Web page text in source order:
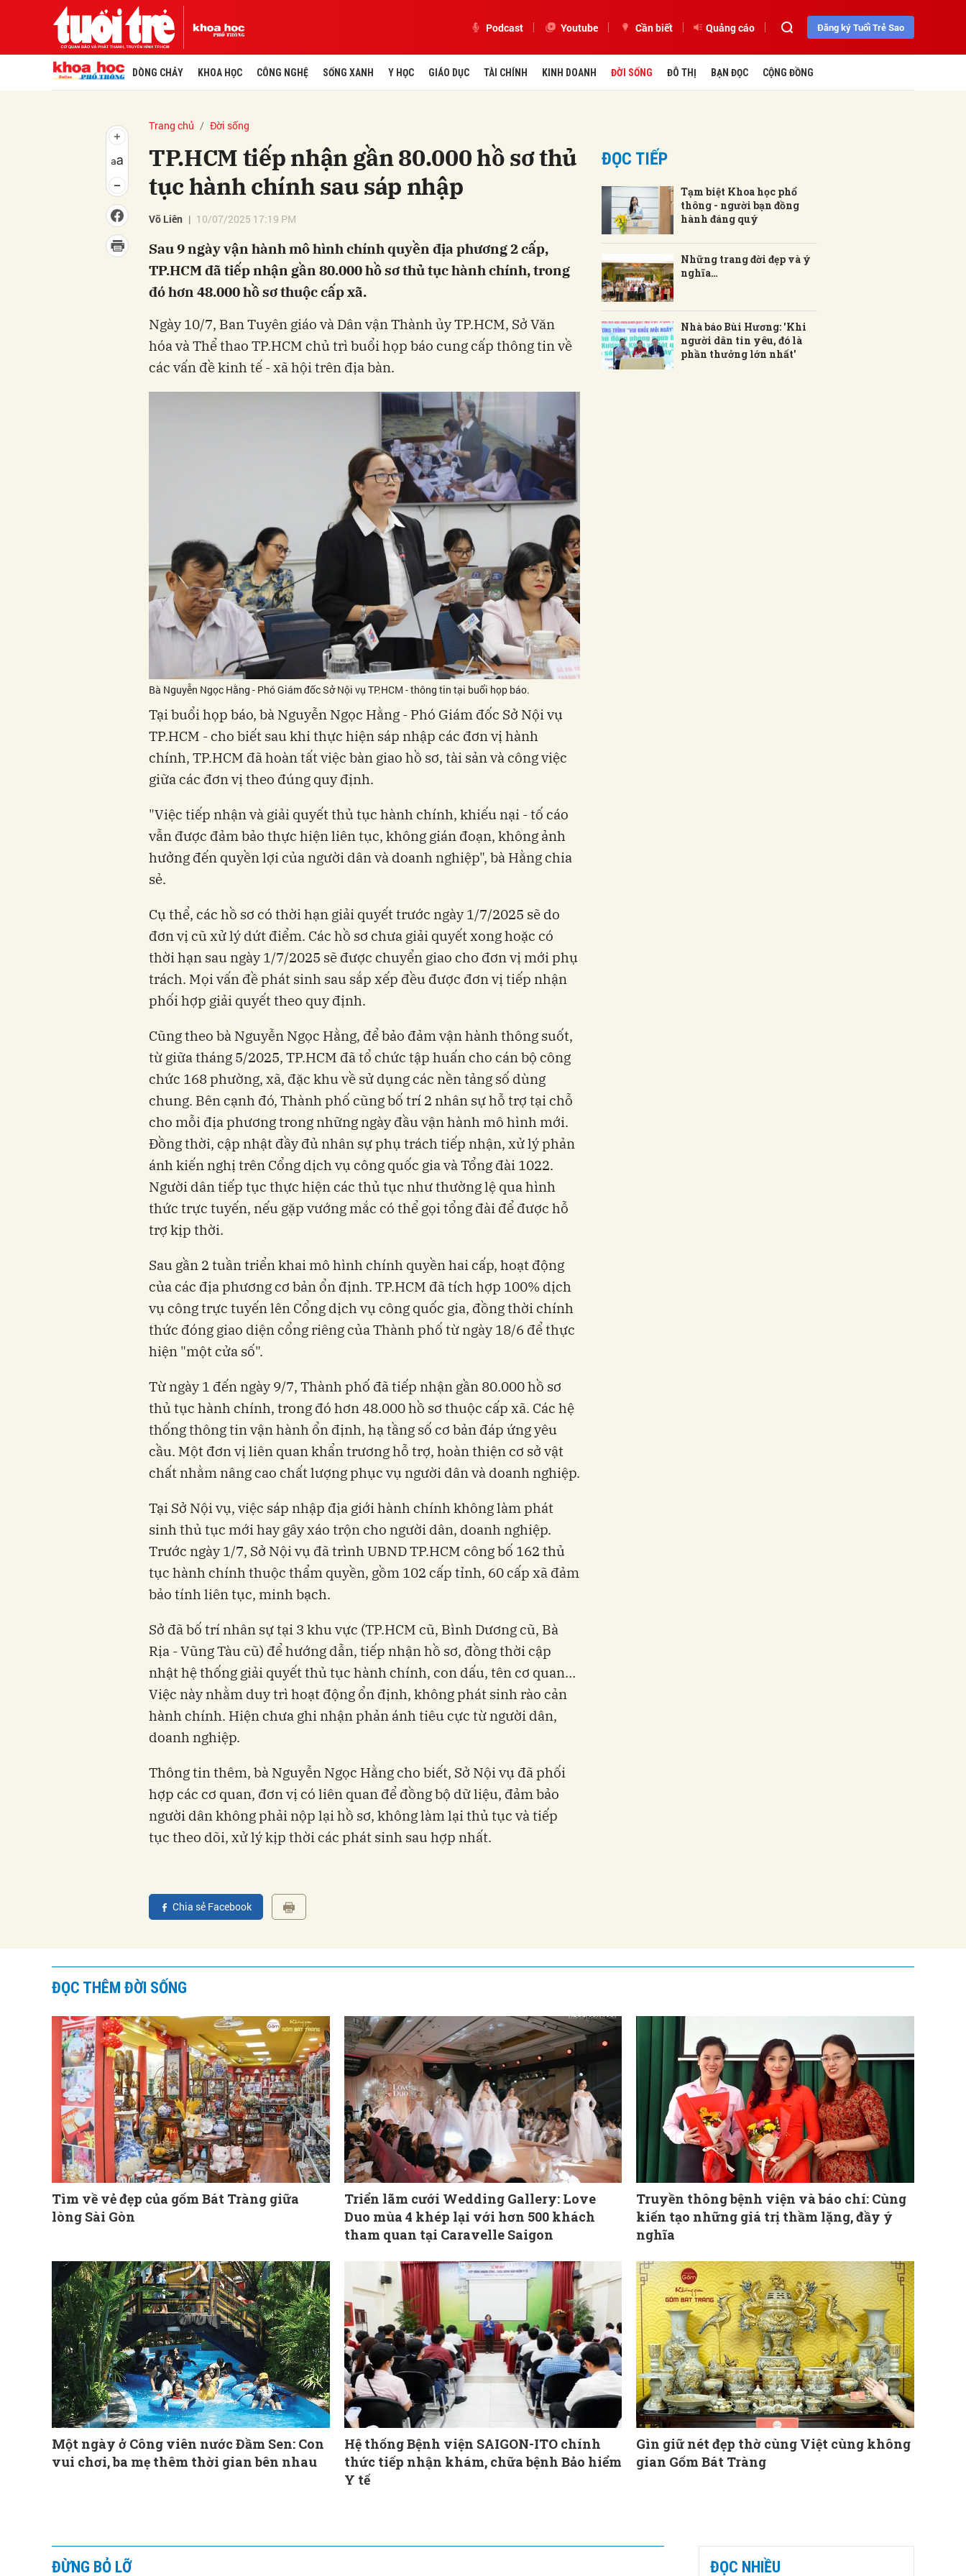
Podcast Youtube Cần biết Quảng cáo Đăng ký Tuổi Trẻ Sao
DÒNG CHẢY KHOA HỌC CÔNG NGHỆ SỐNG XANH Y HỌC GIÁO DỤC TÀI CHÍNH KINH DOANH ĐỜI SỐNG ĐÔ THỊ BẠN ĐỌC CỘNG ĐỒNG
Trang chủ Đời sống
TP.HCM tiếp nhận gần 80.000 hồ sơ thủ
tục hành chính sau sáp nhập
Võ Liên 10/07/2025 17:19 PM
Sau 9 ngày vận hành mô hình chính quyền địa phương 2 cấp,
TP.HCM đã tiếp nhận gần 80.000 hồ sơ thủ tục hành chính, trong
đó hơn 48.000 hồ sơ thuộc cấp xã.
Ngày 10/7, Ban Tuyên giáo và Dân vận Thành ủy TP.HCM, Sở Văn
hóa và Thể thao TP.HCM chủ trì buổi họp báo cung cấp thông tin về
các vấn đề kinh tế - xã hội trên địa bàn.
Bà Nguyễn Ngọc Hằng - Phó Giám đốc Sở Nội vụ TP.HCM - thông tin tại buổi họp báo.
Tại buổi họp báo, bà Nguyễn Ngọc Hằng - Phó Giám đốc Sở Nội vụ
TP.HCM - cho biết sau khi thực hiện sáp nhập các đơn vị hành
chính, TP.HCM đã hoàn tất việc bàn giao hồ sơ, tài sản và công việc
giữa các đơn vị theo đúng quy định.
"Việc tiếp nhận và giải quyết thủ tục hành chính, khiếu nại - tố cáo
vẫn được đảm bảo thực hiện liên tục, không gián đoạn, không ảnh
hưởng đến quyền lợi của người dân và doanh nghiệp", bà Hằng chia
sẻ.
Cụ thể, các hồ sơ có thời hạn giải quyết trước ngày 1/7/2025 sẽ do
đơn vị cũ xử lý dứt điểm. Các hồ sơ chưa giải quyết xong hoặc có
thời hạn sau ngày 1/7/2025 sẽ được chuyển giao cho đơn vị mới phụ
trách. Mọi vấn đề phát sinh sau sắp xếp đều được đơn vị tiếp nhận
phối hợp giải quyết theo quy định.
Cũng theo bà Nguyễn Ngọc Hằng, để bảo đảm vận hành thông suốt,
từ giữa tháng 5/2025, TP.HCM đã tổ chức tập huấn cho cán bộ công
chức 168 phường, xã, đặc khu về sử dụng các nền tảng số dùng
chung. Bên cạnh đó, Thành phố cũng bố trí 2 nhân sự hỗ trợ tại chỗ
cho mỗi địa phương trong những ngày đầu vận hành mô hình mới.
Đồng thời, cập nhật đầy đủ nhân sự phụ trách tiếp nhận, xử lý phản
ánh kiến nghị trên Cổng dịch vụ công quốc gia và Tổng đài 1022.
Người dân tiếp tục thực hiện các thủ tục như thường lệ qua hình
thức trực tuyến, nếu gặp vướng mắc có thể gọi tổng đài để được hỗ
trợ kịp thời.
Sau gần 2 tuần triển khai mô hình chính quyền hai cấp, hoạt động
của các địa phương cơ bản ổn định. TP.HCM đã tích hợp 100% dịch
vụ công trực tuyến lên Cổng dịch vụ công quốc gia, đồng thời chính
thức đóng giao diện cổng riêng của Thành phố từ ngày 18/6 để thực
hiện "một cửa số".
Từ ngày 1 đến ngày 9/7, Thành phố đã tiếp nhận gần 80.000 hồ sơ
thủ tục hành chính, trong đó hơn 48.000 hồ sơ thuộc cấp xã. Các hệ
thống thông tin vận hành ổn định, hạ tầng số cơ bản đáp ứng yêu
cầu. Một đơn vị liên quan khẩn trương hỗ trợ, hoàn thiện cơ sở vật
chất nhằm nâng cao chất lượng phục vụ người dân và doanh nghiệp.
Tại Sở Nội vụ, việc sáp nhập địa giới hành chính không làm phát
sinh thủ tục mới hay gây xáo trộn cho người dân, doanh nghiệp.
Trước ngày 1/7, Sở Nội vụ đã trình UBND TP.HCM công bố 162 thủ
tục hành chính thuộc thẩm quyền, gồm 102 cấp tỉnh, 60 cấp xã đảm
bảo tính liên tục, minh bạch.
Sở đã bố trí nhân sự tại 3 khu vực (TP.HCM cũ, Bình Dương cũ, Bà
Rịa - Vũng Tàu cũ) để hướng dẫn, tiếp nhận hồ sơ, đồng thời cập
nhật hệ thống giải quyết thủ tục hành chính, con dấu, tên cơ quan…
Việc này nhằm duy trì hoạt động ổn định, không phát sinh rào cản
hành chính. Hiện chưa ghi nhận phản ánh tiêu cực từ người dân,
doanh nghiệp.
Thông tin thêm, bà Nguyễn Ngọc Hằng cho biết, Sở Nội vụ đã phối
hợp các cơ quan, đơn vị có liên quan để đồng bộ dữ liệu, đảm bảo
người dân không phải nộp lại hồ sơ, không làm lại thủ tục và tiếp
tục theo dõi, xử lý kịp thời các phát sinh sau hợp nhất.
Chia sẻ Facebook
ĐỌC TIẾP
Tạm biệt Khoa học phổ
thông - người bạn đồng
hành đáng quý
Những trang đời đẹp và ý
nghĩa…
Nhà báo Bùi Hương: 'Khi
người dân tin yêu, đó là
phần thưởng lớn nhất'
ĐỌC THÊM ĐỜI SỐNG
Tìm về vẻ đẹp của gốm Bát Tràng giữa
lòng Sài Gòn
Triển lãm cưới Wedding Gallery: Love
Duo mùa 4 khép lại với hơn 500 khách
tham quan tại Caravelle Saigon
Truyền thông bệnh viện và báo chí: Cùng
kiến tạo những giá trị thầm lặng, đầy ý
nghĩa
Một ngày ở Công viên nước Đầm Sen: Con
vui chơi, ba mẹ thêm thời gian bên nhau
Hệ thống Bệnh viện SAIGON-ITO chính
thức tiếp nhận khám, chữa bệnh Bảo hiểm
Y tế
Gìn giữ nét đẹp thờ cùng Việt cùng không
gian Gốm Bát Tràng
ĐỪNG BỎ LỠ ĐỌC NHIỀU